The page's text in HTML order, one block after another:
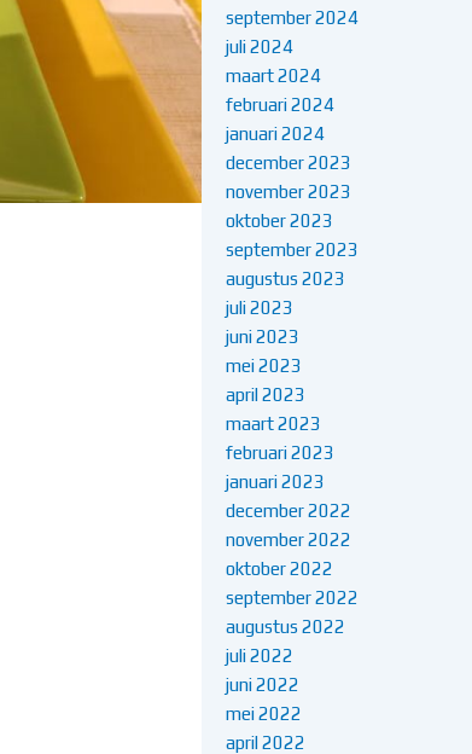
september 2024
juli 2024
maart 2024
februari 2024
januari 2024
december 2023
november 2023
oktober 2023
september 2023
augustus 2023
juli 2023
juni 2023
mei 2023
april 2023
maart 2023
februari 2023
januari 2023
december 2022
november 2022
oktober 2022
september 2022
augustus 2022
juli 2022
juni 2022
mei 2022
april 2022